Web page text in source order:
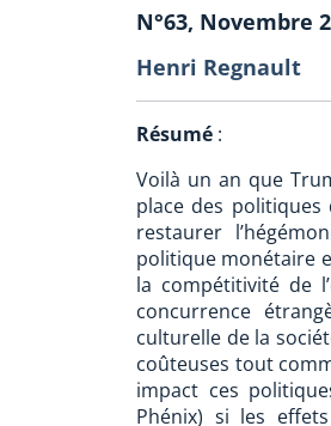
N°63, Novembre
Henri Regnault
Résumé :
Voilà un an que
place des
restaurer
politique monétaire
la compétitivité de
concurrence
culturelle de la
coûteuses tout
impact ces
Phénix) si les